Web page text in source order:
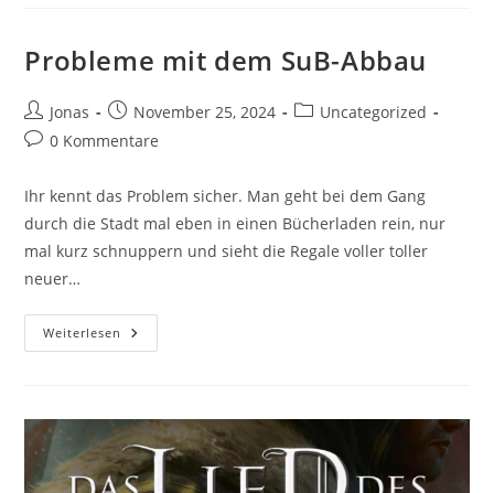
Probleme mit dem SuB-Abbau
Jonas November 25, 2024
Uncategorized
0 Kommentare
Ihr kennt das Problem sicher. Man geht bei dem Gang
durch die Stadt mal eben in einen Bücherladen rein, nur
mal kurz schnuppern und sieht die Regale voller toller
neuer…
Weiterlesen